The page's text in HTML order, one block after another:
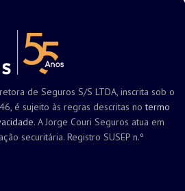
de Seguros S/S LTDA, inscrita sob o
é sujeito às regras descritas notermo
. A Jorge Couri Seguros atua em
securitária. Registro SUSEP n.º